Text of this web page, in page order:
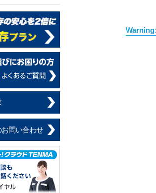
Warning
お問い合わせ